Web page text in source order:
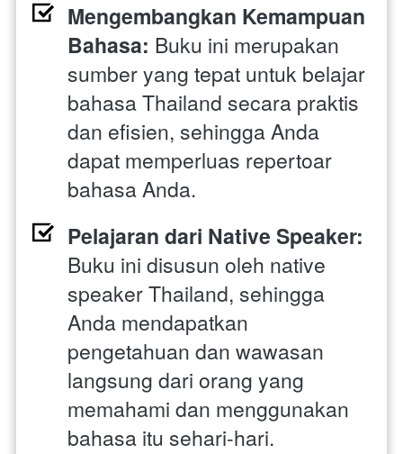
Mengembangkan Kemampuan
Bahasa: Buku ini merupakan
sumber yang tepat untuk belajar
bahasa Thailand secara praktis
dan efisien, sehingga Anda
dapat memperluas repertoar
bahasa Anda.
Pelajaran dari Native Speaker:
Buku ini disusun oleh native
speaker Thailand, sehingga
Anda mendapatkan
pengetahuan dan wawasan
langsung dari orang yang
memahami dan menggunakan
bahasa itu sehari-hari.